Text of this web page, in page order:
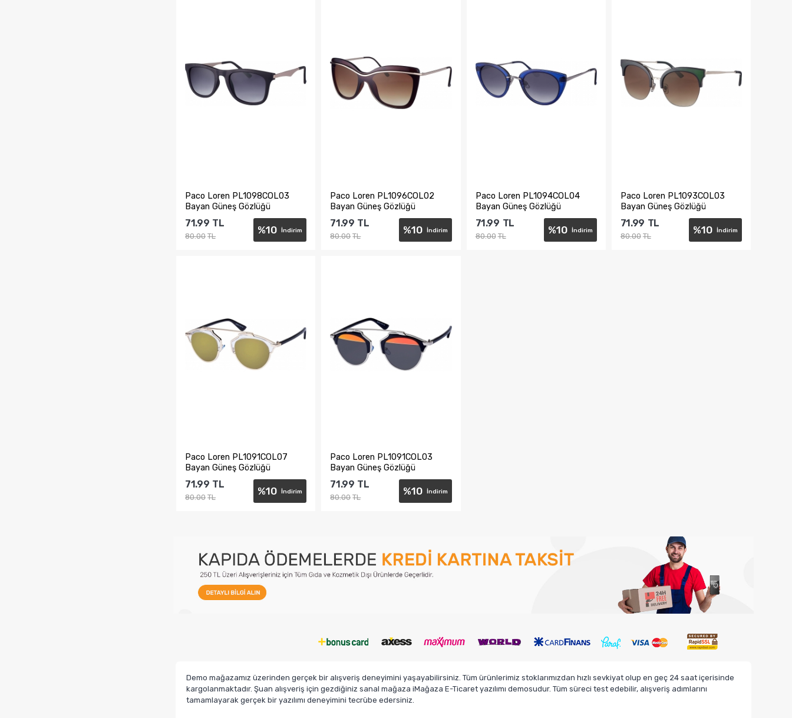
Paco Loren PL1098COL03
Bayan Güneş Gözlüğü
%10 İndirim
71.99 TL
80.00 TL
Paco Loren PL1096COL02
Bayan Güneş Gözlüğü
%10 İndirim
71.99 TL
80.00 TL
Paco Loren PL1094COL04
Bayan Güneş Gözlüğü
%10 İndirim
71.99 TL
80.00 TL
Paco Loren PL1093COL03
Bayan Güneş Gözlüğü
%10 İndirim
71.99 TL
80.00 TL
Paco Loren PL1091COL07
Bayan Güneş Gözlüğü
%10 İndirim
71.99 TL
80.00 TL
Paco Loren PL1091COL03
Bayan Güneş Gözlüğü
%10 İndirim
71.99 TL
80.00 TL
Demo mağazamız üzerinden gerçek bir alışveriş deneyimini yaşayabilirsiniz. Tüm ürünlerimiz stoklarımızdan hızlı sevkiyat olup en geç 24 saat içerisinde
kargolanmaktadır. Şuan alışveriş için gezdiğiniz sanal mağaza iMağaza E-Ticaret yazılımı demosudur. Tüm süreci test edebilir, alışveriş adımlarını
tamamlayarak gerçek bir yazılımı deneyimini tecrübe edersiniz.